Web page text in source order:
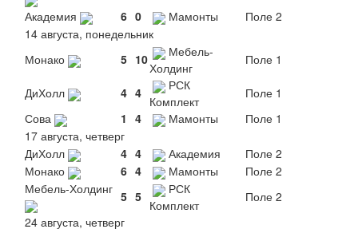
Академия
6 0 Мамонты
Поле 2
14 августа, понедельник
Монако
5 10
Мебель-
Холдинг
Поле 1
ДиХолл 4 4
РСК
Комплект
Поле 1
Сова
1 4 Мамонты
Поле 1
17 августа, четверг
ДиХолл
4 4 Академия
Поле 2
Монако
6 4 Мамонты
Поле 2
Мебель-Холдинг 5 5
РСК
Комплект
Поле 2
24 августа, четверг